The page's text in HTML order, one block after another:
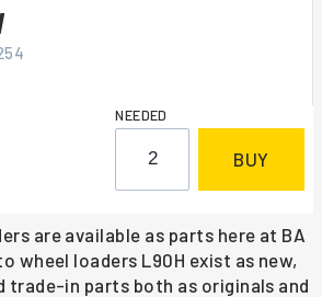
NEEDED
BUY
are available as parts here at BA
wheel loaders L90H exist as new,
trade-in parts both as originals and